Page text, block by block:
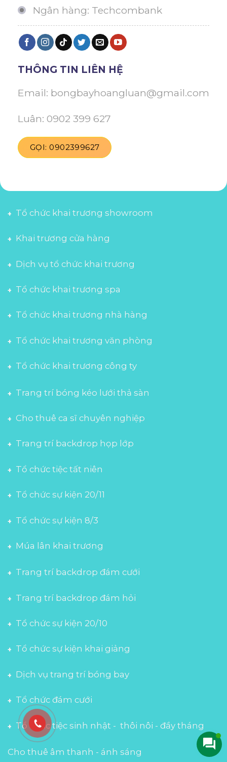
Ngân hàng: Techcombank
THÔNG TIN LIÊN HỆ
Email: bongbayhoangluan@gmail.com
Luân: 0902 399 627
GỌI: 0902399627
Tổ chức khai trương showroom
Khai trương cửa hàng
Dịch vụ tổ chức khai trương
Tổ chức khai trương spa
Tổ chức khai trương nhà hàng
Tổ chức khai trương văn phòng
Tổ chức khai trương công ty
Trang trí bóng kéo lưới thả sàn
Cho thuê ca sĩ chuyên nghiệp
Trang trí backdrop họp lớp
Tổ chức tiệc tất niên
Tổ chức sự kiện 20/11
Tổ chức sự kiện 8/3
Múa lân khai trương
Trang trí backdrop đám cưới
Trang trí backdrop đám hỏi
Tổ chức sự kiện 20/10
Tổ chức sự kiện khai giảng
Dịch vụ trang trí bóng bay
Tổ chức đám cưới
Tổ chức tiệc sinh nhật - thôi nôi - đầy tháng
Cho thuê âm thanh - ánh sáng